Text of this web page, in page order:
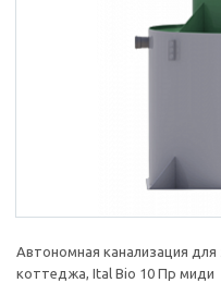
Автономная канализация
коттеджа, Ital Bio 10 Пр миди